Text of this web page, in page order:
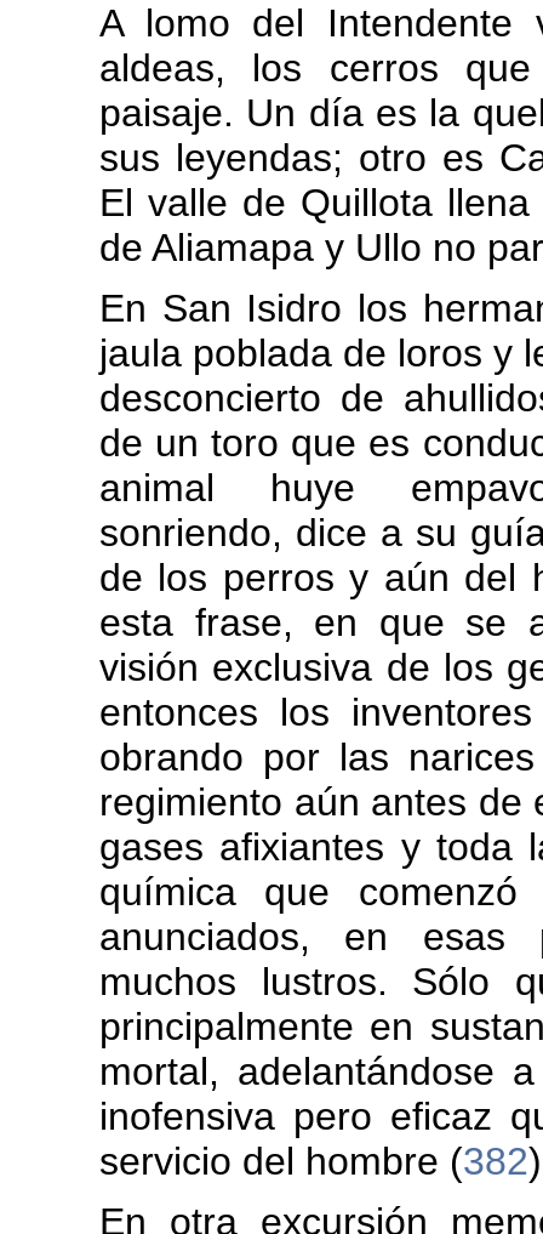
A lomo del Intendente
aldeas, los cerros
paisaje. Un día es la
sus leyendas; otro es
El valle de Quillota
de Aliamapa y Ullo no
En San Isidro los
jaula poblada de loros y
desconcierto de
de un toro que es
animal huye
sonriendo, dice a su
de los perros y aún del
esta frase, en que se
visión exclusiva de los
entonces los
obrando por las
regimiento aún antes
gases afixiantes y toda
química que
anunciados, en esas
muchos lustros. Sólo
principalmente en
mortal, adelantándose
inofensiva pero eficaz
servicio del hombre (382
En otra excursión